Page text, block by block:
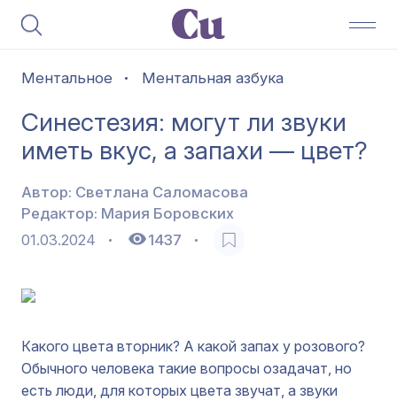
Ментальное Ментальная азбука
Синестезия: могут ли звуки
иметь вкус, а запахи — цвет?
Автор: Светлана Саломасова
Редактор: Мария Боровских
01.03.2024
1437
Какого цвета вторник? А какой запах у розового?
Обычного человека такие вопросы озадачат, но
есть люди, для которых цвета звучат, а звуки